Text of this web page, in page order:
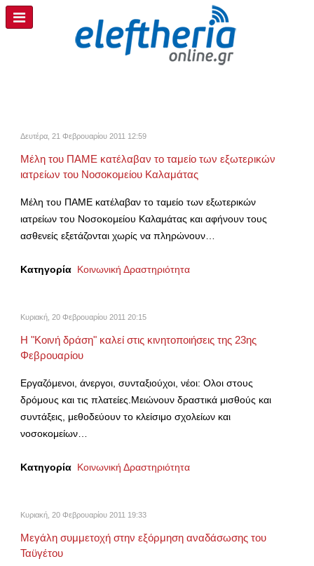
Δευτέρα, 21 Φεβρουαρίου 2011 12:59
Μέλη του ΠΑΜΕ κατέλαβαν το ταμείο των εξωτερικών
ιατρείων του Νοσοκομείου Καλαμάτας
Μέλη του ΠΑΜΕ κατέλαβαν το ταμείο των εξωτερικών
ιατρείων του Νοσοκομείου Καλαμάτας και αφήνουν τους
ασθενείς εξετάζονται χωρίς να πληρώνουν…
Κατηγορία Κοινωνική Δραστηριότητα
Κυριακή, 20 Φεβρουαρίου 2011 20:15
Η "Κοινή δράση" καλεί στις κινητοποιήσεις της 23ης
Φεβρουαρίου
Εργαζόμενοι, άνεργοι, συνταξιούχοι, νέοι: Ολοι στους
δρόμους και τις πλατείες.Μειώνουν δραστικά μισθούς και
συντάξεις, μεθοδεύουν το κλείσιμο σχολείων και
νοσοκομείων…
Κατηγορία Κοινωνική Δραστηριότητα
Κυριακή, 20 Φεβρουαρίου 2011 19:33
Μεγάλη συμμετοχή στην εξόρμηση αναδάσωσης του
Ταϋγέτου